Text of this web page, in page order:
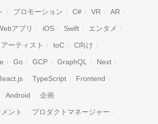
プロモーション C# VR AR
アプリ iOS Swift エンタメ
アーティスト toC C向け
Go GCP GraphQL Next
TypeScript Frontend
Android 企画
ント プロダクトマネージャー